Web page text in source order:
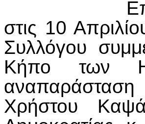
στις 10
Συλλόγου
Κήπο των
Χρήστου